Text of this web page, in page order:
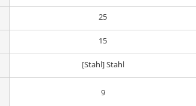
25
15
[Stahl] Stahl
9